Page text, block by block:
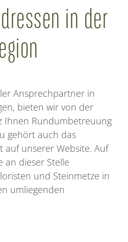
in der
Ansprechpartner in
bieten wir von der
Ihnen Rundumbetreuung
gehört auch das
unserer Website. Auf
an dieser Stelle
und Steinmetze in
umliegenden